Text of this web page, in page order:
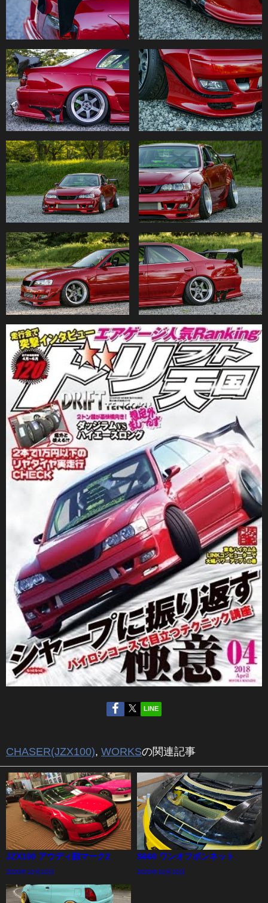
LINE
CHASER(JZX100), WORKSの関連記事
JZX100 アウディ顔マーク2
2020年10月10日
S660 ワンオフボンネット
2020年10月10日